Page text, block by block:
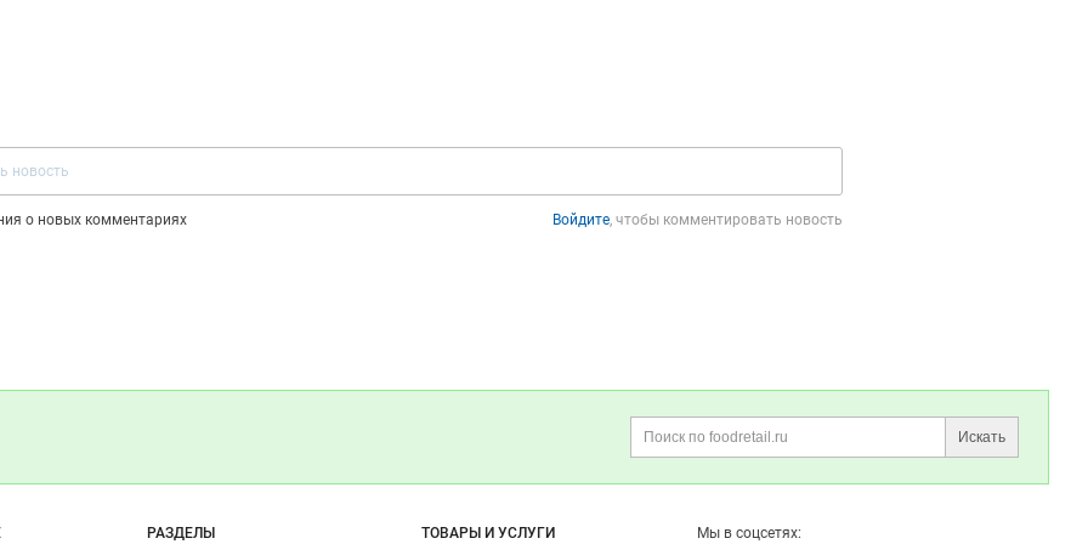
о новых комментариях Войдите , чтобы комментировать новость
Искать
РАЗДЕЛЫ ТОВАРЫ И УСЛУГИ Мы в соцсетях: